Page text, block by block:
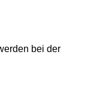
bei der